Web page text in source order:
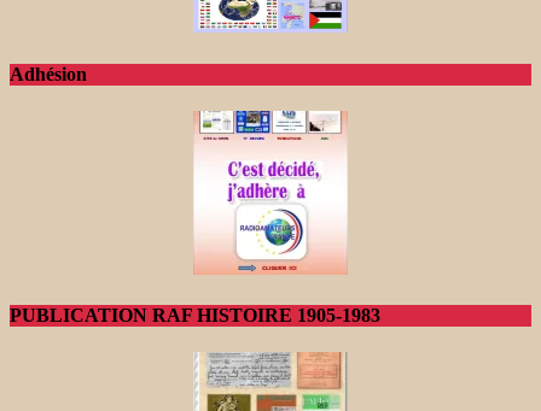
Adhésion
PUBLICATION RAF HISTOIRE 1905-1983